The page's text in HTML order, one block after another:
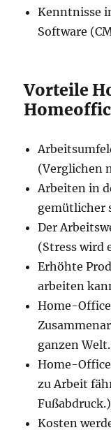
Kenntnisse
Software
Vorteile
(Verglichen
Arbeiten in
gemütlicher
Der
(Stress wird
Erhöhte
arbeiten
Home-
ganzen Welt.
Home-
zu Arbeit
Fußabdruck.)
Kosten